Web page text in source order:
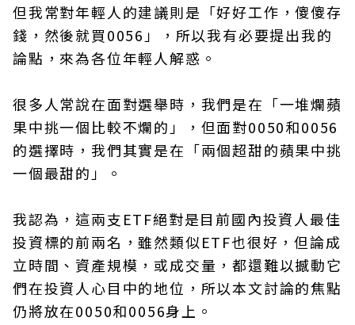
但我常對年輕人的建議則是「好好工作，傻傻存
錢，然後就買0056」，所以我有必要提出我的
論點，來為各位年輕人解惑。
很多人常說在面對選舉時，我們是在「一堆爛蘋
果中挑一個比較不爛的」，但面對0050和0056
的選擇時，我們其實是在「兩個超甜的蘋果中挑
一個最甜的」。
我認為，這兩支ETF絕對是目前國內投資人最佳
投資標的前兩名，雖然類似ETF也很好，但論成
立時間、資產規模，或成交量，都還難以撼動它
們在投資人心目中的地位，所以本文討論的焦點
仍將放在0050和0056身上。